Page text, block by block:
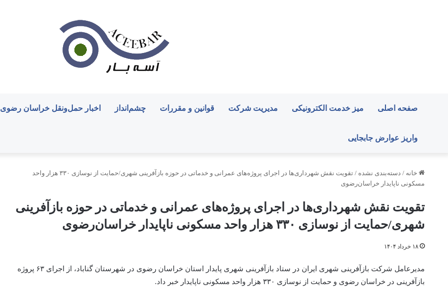
صفحه اصلی میز خدمت الکترونیکی مدیریت شرکت قوانین و مقررات چشم‌انداز اخبار حمل‌ونقل خراسان رضوی
واریز عوارض جابجایی
خانه / دسته‌بندی نشده /
تقویت نقش شهرداری‌ها در اجرای پروژه‌های عمرانی و خدماتی در حوزه بازآفرینی شهری/حمایت از نوسازی ۳۳۰ هزار واحد
مسکونی ناپایدار خراسان‌رضوی
تقویت نقش شهرداری‌ها در اجرای پروژه‌های عمرانی و خدماتی در حوزه بازآفرینی
شهری/حمایت از نوسازی ۳۳۰ هزار واحد مسکونی ناپایدار خراسان‌رضوی
۱۸ خرداد ۱۴۰۴
مدیرعامل شرکت بازآفرینی شهری ایران در ستاد بازآفرینی شهری پایدار استان خراسان رضوی در شهرستان گناباد، از اجرای ۶۳ پروژه
بازآفرینی در خراسان رضوی و حمایت از نوسازی ۳۳۰ هزار واحد مسکونی ناپایدار خبر داد.